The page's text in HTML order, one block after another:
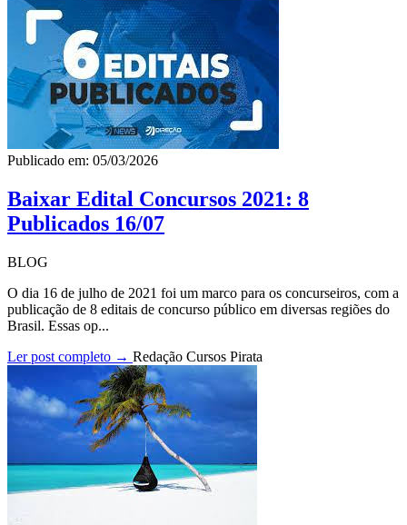
Publicado em: 05/03/2026
Baixar Edital Concursos 2021: 8
Publicados 16/07
BLOG
O dia 16 de julho de 2021 foi um marco para os concurseiros, com a
publicação de 8 editais de concurso público em diversas regiões do
Brasil. Essas op...
Ler post completo → Redação Cursos Pirata